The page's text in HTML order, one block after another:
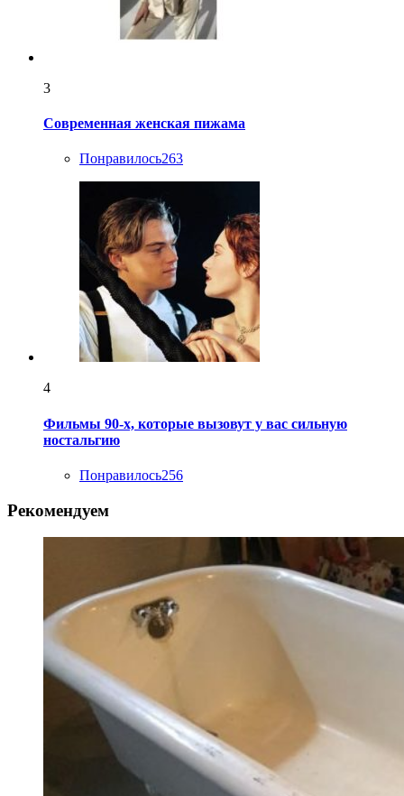
3
Современная женская пижама
Понравилось263
4
Фильмы 90-х, которые вызовут у вас сильную
ностальгию
Понравилось256
Рекомендуем